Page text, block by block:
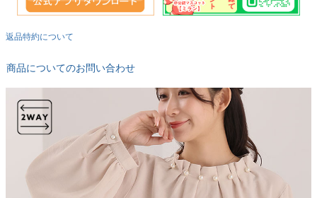
返品特約について
商品についてのお問い合わせ